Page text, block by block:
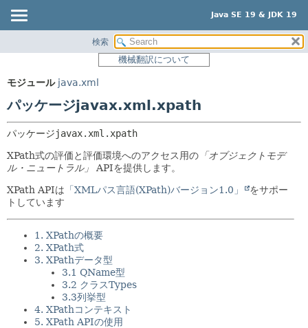
Java SE 19 & JDK 19
パッケージ
クラス
使用
ツリー
プレビュー
新規
ヘルプ
パッケージ:
説明
クラスとインタフェース
検索
機械翻訳について
モジュール java.xml
パッケージjavax.xml.xpath
パッケージjavax.xml.xpath
XPath式の評価と評価環境へのアクセス用の 「オブジェクトモデ
ル・ニュートラル」
APIを提供します。
XPath APIは 「XMLパス言語(XPath)バージョン1.0」
をサポー
トしています
1. XPathの概要
2. XPath式
3. XPathデータ型
3.1 QName型
3.2 クラスTypes
3.3列挙型
4. XPathコンテキスト
5. XPath APIの使用